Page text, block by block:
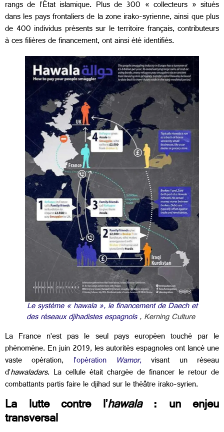
rangs de l’État islamique. Plus de 300 « collecteurs » situés
dans les pays frontaliers de la zone irako-syrienne, ainsi que plus
de 400 individus présents sur le territoire français, contributeurs
à ces filières de financement, ont ainsi été identifiés.
Le système « hawala », le financement de Daech et
des réseaux djihadistes espagnols, Kerning Culture
La France n’est pas le seul pays européen touché par le
phénomène. En juin 2019, les autorités espagnoles ont lancé une
vaste opération, l’opération Wamor, visant un réseau
d’hawaladars. La cellule était chargée de financer le retour de
combattants partis faire le djihad sur le théâtre irako-syrien.
La lutte contre l’hawala: un enjeu
transversal